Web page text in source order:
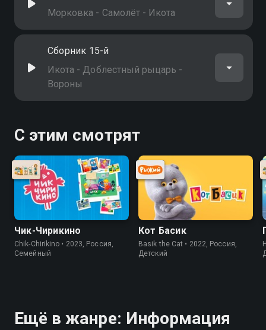
Морковка - Самолёт - Икота
Сборник 15-й
Икота - Доблестный рыцарь -
Вороны
С этим смотрят
Чик-Чирикино
Chik-Chirikino • 2023, Россия,
Cемейный
Кот Басик
Basik the Cat • 2022, Россия,
Детский
Ещё в жанре: Информация